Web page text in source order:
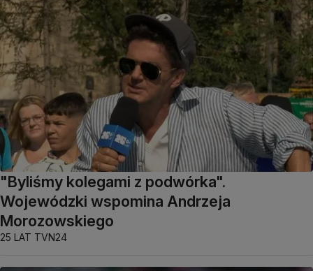
"Byliśmy kolegami z podwórka".
Wojewódzki wspomina Andrzeja
Morozowskiego
25 LAT TVN24